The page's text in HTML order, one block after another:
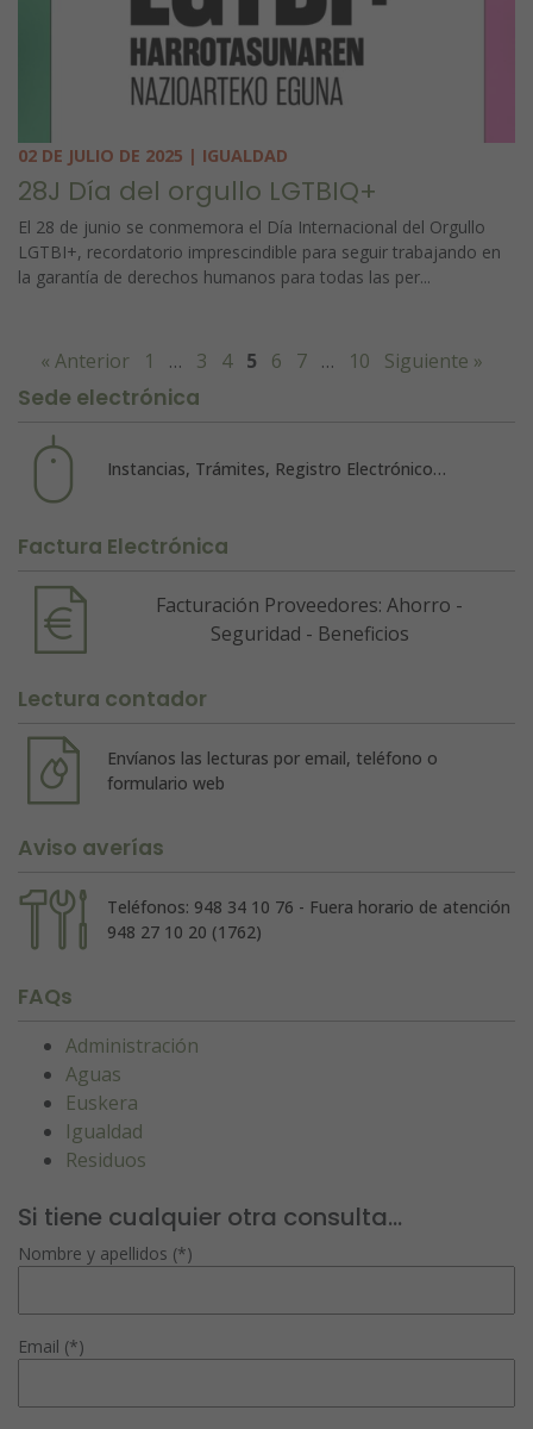
02 DE JULIO DE 2025 | IGUALDAD
28J Día del orgullo LGTBIQ+
El 28 de junio se conmemora el Día Internacional del Orgullo
LGTBI+, recordatorio imprescindible para seguir trabajando en
la garantía de derechos humanos para todas las per...
« Anterior 1 … 3 4 5 6 7 … 10 Siguiente »
Sede electrónica
Instancias, Trámites, Registro Electrónico…
Factura Electrónica
Facturación Proveedores: Ahorro -
Seguridad - Beneficios
Lectura contador
Envíanos las lecturas por email, teléfono o
formulario web
Aviso averías
Teléfonos: 948 34 10 76 - Fuera horario de atención
948 27 10 20 (1762)
FAQs
Administración
Aguas
Euskera
Igualdad
Residuos
Si tiene cualquier otra consulta...
Nombre y apellidos (*)
Email (*)